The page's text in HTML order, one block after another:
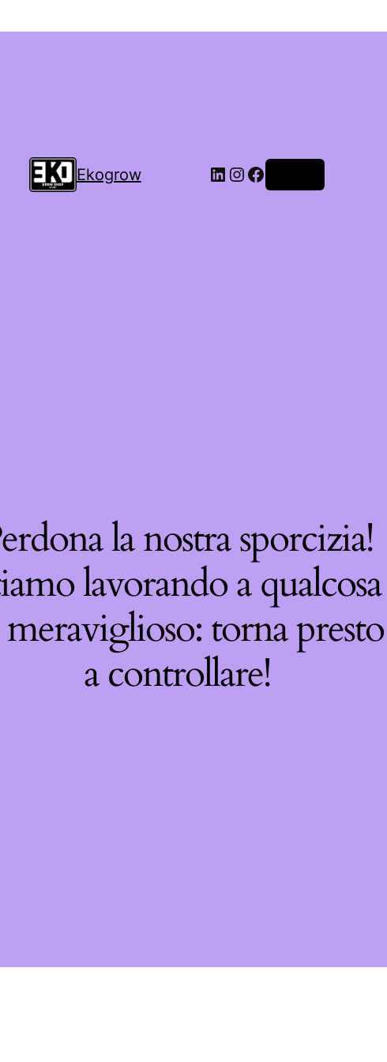
Ekogrow
la nostra sporcizia!
lavorando a qualcosa
torna presto
a controllare!